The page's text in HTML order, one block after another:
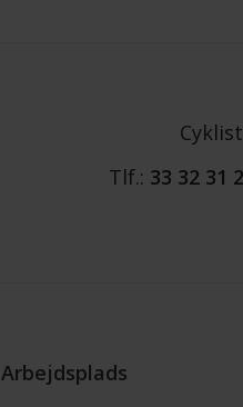
Tlf.: 33 32 31